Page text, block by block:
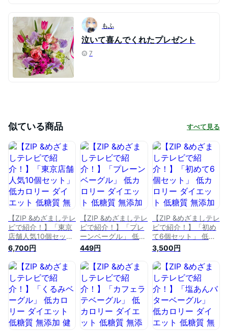
もふ
泣いて喜んでくれたプレゼント
7
似ている商品 すべて見る
【ZIP &めざましテレ
ビで紹介！】「東京
店舗人気10個セッ
ト」 低カロリー ダ
イエット 低糖質 無
添加 健康 おやつ 朝
食 お取り寄せ プレ
ゼント ギフト 敬老
の日 お歳暮 クリス
マス 誕生日 詰め合
わせ 福袋 訳あり 保
存食 非常食 長期保
存 ふわふわ 高級
6,700円
【ZIP &めざましテレ
ビで紹介！】「プレ
ーンベーグル」 低カ
ロリー ダイエット
低糖質 無添加 健康
おやつ 朝食 お取り
寄せ プレゼント ギ
フト 敬老の日 お歳
暮 クリスマス 誕生
日 詰め合わせ 福袋
訳あり 保存食 非常
食 長期保存 ふわふ
わ 高級
449円
【ZIP &めざましテレ
ビで紹介！】「初め
て6個セット」 低カ
ロリー ダイエット
低糖質 無添加 健康
おやつ 朝食 お取り
寄せ プレゼント ギ
フト 敬老の日 お歳
暮 クリスマス 誕生
日 詰め合わせ 福袋
訳あり 保存食 非常
食 長期保存 ふわふ
わ 高級
3,500円